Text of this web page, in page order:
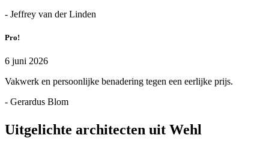
- Jeffrey van der Linden
Pro!
6 juni 2026
Vakwerk en persoonlijke benadering tegen een eerlijke prijs.
- Gerardus Blom
Uitgelichte architecten uit Wehl